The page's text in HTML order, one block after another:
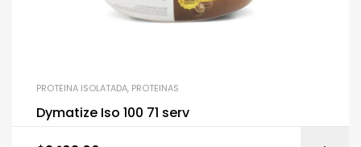
PROTEINA ISOLATADA, PROTEINAS
Dymatize Iso 100 71 serv